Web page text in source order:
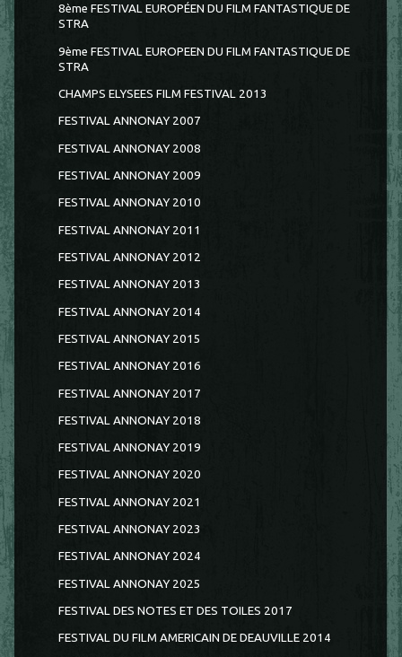
8ème FESTIVAL EUROPÉEN DU FILM FANTASTIQUE DE
STRA
9ème FESTIVAL EUROPEEN DU FILM FANTASTIQUE DE
STRA
CHAMPS ELYSEES FILM FESTIVAL 2013
FESTIVAL ANNONAY 2007
FESTIVAL ANNONAY 2008
FESTIVAL ANNONAY 2009
FESTIVAL ANNONAY 2010
FESTIVAL ANNONAY 2011
FESTIVAL ANNONAY 2012
FESTIVAL ANNONAY 2013
FESTIVAL ANNONAY 2014
FESTIVAL ANNONAY 2015
FESTIVAL ANNONAY 2016
FESTIVAL ANNONAY 2017
FESTIVAL ANNONAY 2018
FESTIVAL ANNONAY 2019
FESTIVAL ANNONAY 2020
FESTIVAL ANNONAY 2021
FESTIVAL ANNONAY 2023
FESTIVAL ANNONAY 2024
FESTIVAL ANNONAY 2025
FESTIVAL DES NOTES ET DES TOILES 2017
FESTIVAL DU FILM AMERICAIN DE DEAUVILLE 2014